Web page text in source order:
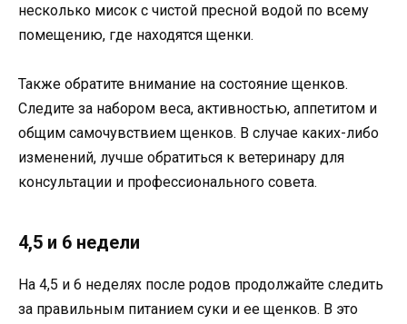
несколько мисок с чистой пресной водой по всему
помещению, где находятся щенки.
Также обратите внимание на состояние щенков.
Следите за набором веса, активностью, аппетитом и
общим самочувствием щенков. В случае каких-либо
изменений, лучше обратиться к ветеринару для
консультации и профессионального совета.
4,5 и 6 недели
На 4,5 и 6 неделях после родов продолжайте следить
за правильным питанием суки и ее щенков. В это